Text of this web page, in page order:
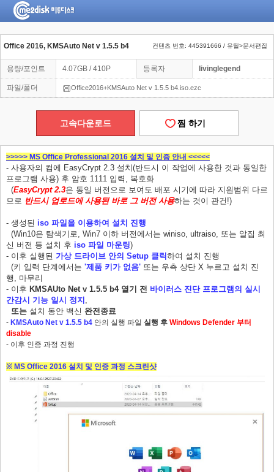
Office 2016, KMSAuto Net v 1.5.5 b4 컨텐츠 번호: 445391666 / 유틸>문서편집
용량/포인트 4.07GB / 410P 등록자 livinglegend
파일/폴더 Office2016+KMSAuto Net v 1.5.5 b4.iso.ezc
고속다운로드 찜 하기
>>>>> MS Office Professional 2016 설치 및 인증 안내 <<<<<
- 사용자의 컴에 EasyCrypt 2.3 설치(반드시 이 작업에 사용한 것과 동일한
프로그램 사용) 후 암호 1111 입력, 복호화
(EasyCrypt 2.3은 동일 버전으로 보여도 배포 시기에 따라 지원범위 다르
므로 반드시 업로드에 사용된 바로 그 버전 사용하는 것이 관건!)
- 생성된 iso 파일을 이용하여 설치 진행
(Win10은 탐색기로, Win7 이하 버전에서는 winiso, ultraiso, 또는 알집 최
신 버전 등 설치 후 iso 파일 마운팅)
- 이후 실행된 가상 드라이브 안의 Setup 클릭 하여 설치 진행
(키 입력 단계에서는 '제품 키가 없음'또는 우측 상단 X 누르고 설치 진
행, 마무리
- 이후 KMSAUto Net v 1.5.5 b4 열기 전 바이러스 진단 프로그램의 실시
간감시 기능 일시 정지
또는설치 동안 백신 완전종료
- KMSAuto Net v 1.5.5 b4안의 실행 파일 실행 후 Windows Defender 부터
disable
- 이후 인증 과정 진행
※ MS Office 2016 설치 및 인증 과정 스크린샷